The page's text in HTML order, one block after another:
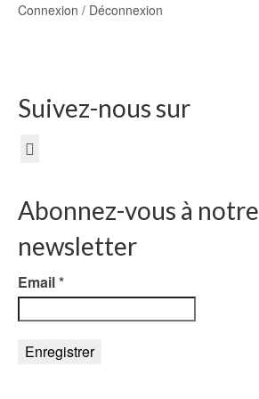
Connexion / Déconnexion
Suivez-nous sur
Abonnez-vous à notre
newsletter
Email*